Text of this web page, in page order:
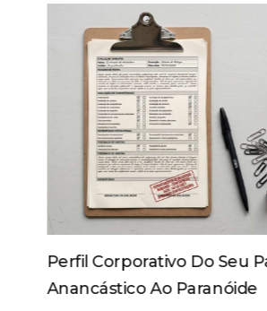
Perfil Corporativo Do Seu
Anancástico Ao Paranóide